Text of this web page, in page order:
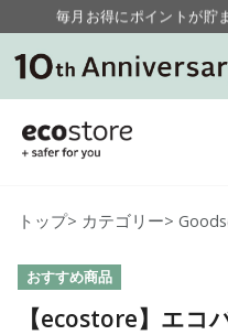
毎月お得にポイントが貯
【重要】お盆期間中のお
毎月お得にポイントが貯
トップ> カテゴリー>
おすすめ商品
【ecostore】エコ